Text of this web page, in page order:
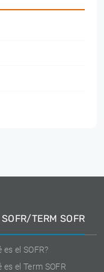
TERM SOFR
es el SOFR?
es el Term SOFR